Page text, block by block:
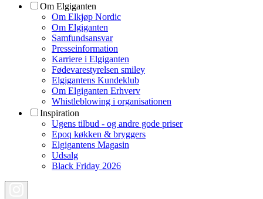
Om Elgiganten
Om Elkjøp Nordic
Om Elgiganten
Samfundsansvar
Presseinformation
Karriere i Elgiganten
Fødevarestyrelsen smiley
Elgigantens Kundeklub
Om Elgiganten Erhverv
Whistleblowing i organisationen
Inspiration
Ugens tilbud - og andre gode priser
Epoq køkken & bryggers
Elgigantens Magasin
Udsalg
Black Friday 2026